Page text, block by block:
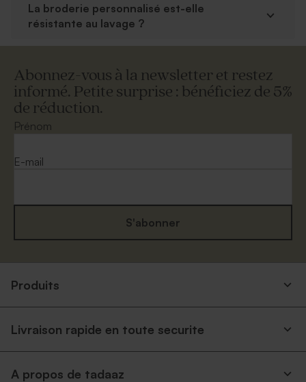
La broderie personnalisé est-elle
résistante au lavage ?
Abonnez-vous à la newsletter et restez
informé. Petite surprise : bénéficiez de 5%
de réduction.
Prénom
E-mail
S'abonner
Produits
Livraison rapide en toute securite
A propos de tadaaz